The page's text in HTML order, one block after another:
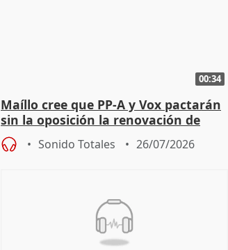
00:34
Maíllo cree que PP-A y Vox pactarán
sin la oposición la renovación de
órganos como el Defensor
Sonido Totales 26/07/2026